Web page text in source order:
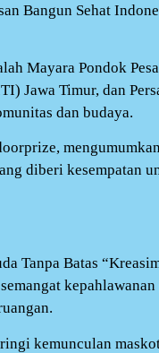
Bangun Sehat
Mayara Pondok
Jawa Timur, dan
dan budaya.
diberi kesempatan
Tanpa Batas
kemunculan